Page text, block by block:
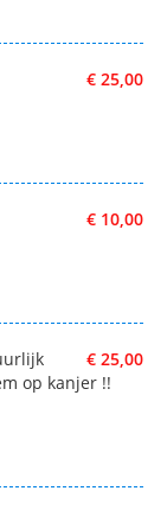
€ 25,00
€ 10,00
€ 25,00
op kanjer !!